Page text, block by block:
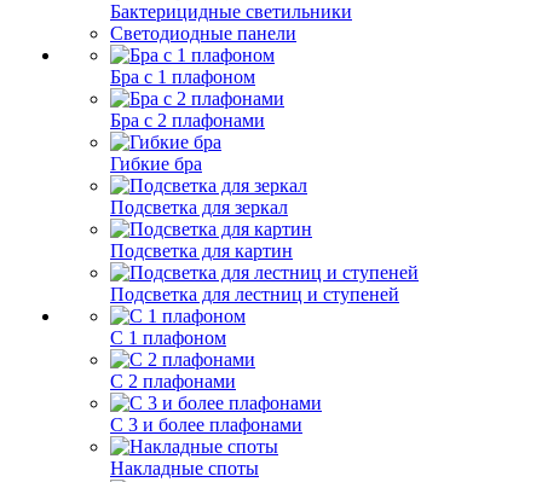
Бактерицидные светильники
Светодиодные панели
Бра с 1 плафоном
Бра с 2 плафонами
Гибкие бра
Подсветка для зеркал
Подсветка для картин
Подсветка для лестниц и ступеней
С 1 плафоном
С 2 плафонами
С 3 и более плафонами
Накладные споты